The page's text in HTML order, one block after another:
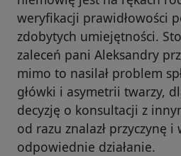
weryfikacji prawidłowości
zdobytych umiejętności.
zaleceń pani Aleksandry
mimo to nasilał problem
główki i asymetrii twarzy,
decyzję o konsultacji z
od razu znalazł przyczynę i
odpowiednie działanie.